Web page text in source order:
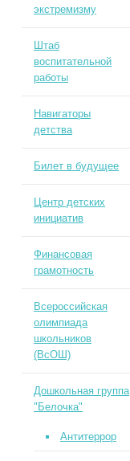
экстремизму
Штаб
воспитательной
работы
Навигаторы
детства
Билет в будущее
Центр детских
инициатив
Финансовая
грамотность
Всероссийская
олимпиада
школьников
(ВсОШ)
Дошкольная группа
"Белочка"
Антитеррор